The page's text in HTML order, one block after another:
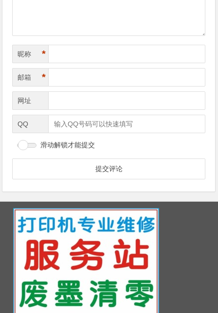
昵称 *
邮箱 *
网址
QQ
滑动解锁才能提交